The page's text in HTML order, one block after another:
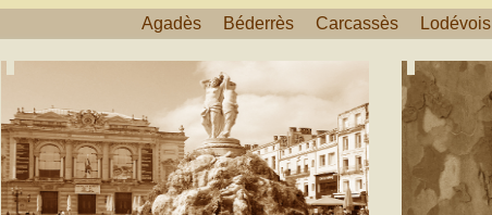
Agadès Béderrès Carcassès Lodévois